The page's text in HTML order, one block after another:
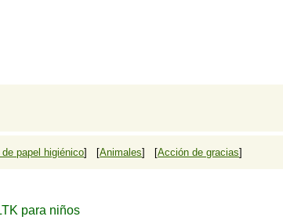
papel higiénico] [Animales] [Acción de gracias]
para niños